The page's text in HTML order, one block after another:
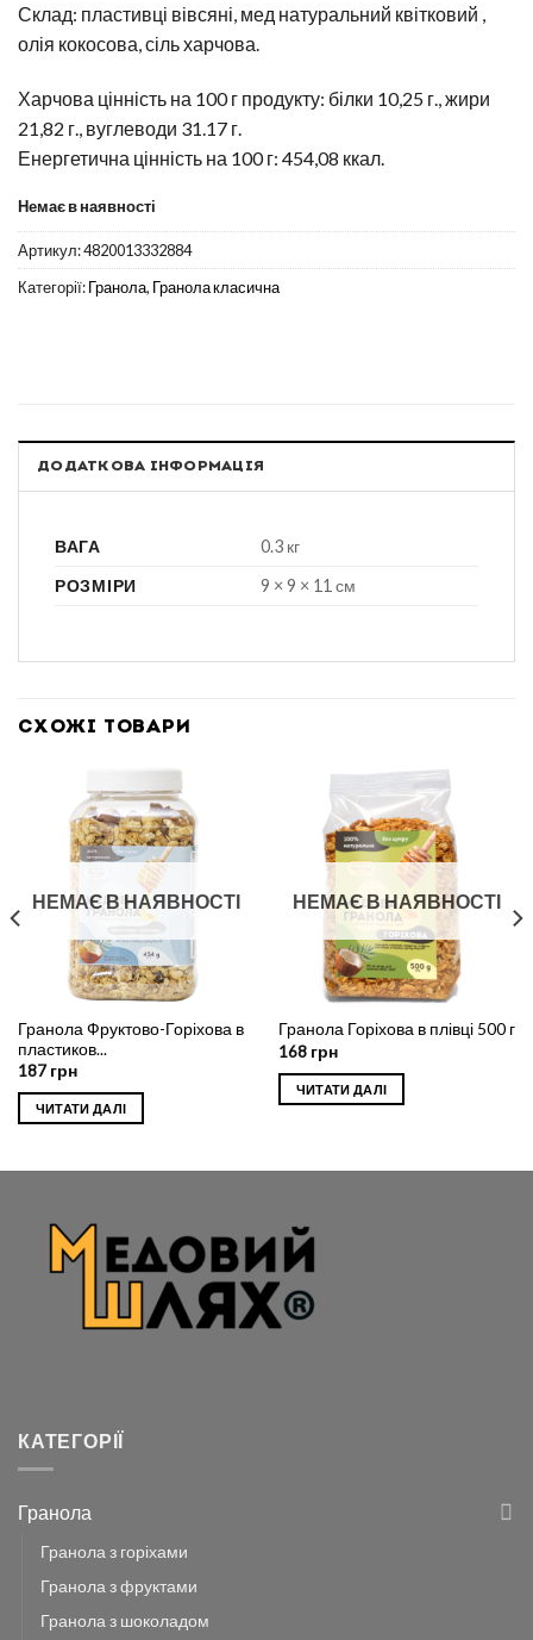
Склад: пластивці вівсяні, мед натуральний квітковий ,
олія кокосова, сіль харчова.
Харчова цінність на 100 г продукту: білки 10,25 г., жири
21,82 г., вуглеводи 31.17 г.
Енергетична цінність на 100 г: 454,08 ккал.
Немає в наявності
Артикул:4820013332884
Категорії:Гранола, Гранола класична
ДОДАТКОВА ІНФОРМАЦІЯ
ВАГА
0.3 кг
РОЗМІРИ
9 × 9 × 11 см
СХОЖІ ТОВАРИ
НЕМАЄ В НАЯВНОСТІ
Гранола Фруктово-Горіхова в
пластиков...
187грн
ЧИТАТИ ДАЛІ
НЕМАЄ В НАЯВНОСТІ
Гранола Горіхова в плівці 500 г
168 грн
ЧИТАТИ ДАЛІ
КАТЕГОРІЇ
Гранола
Гранола з горіхами
Гранола з фруктами
Гранола з шоколадом